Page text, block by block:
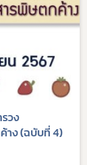
วง
าง (ฉบับที่ 4)